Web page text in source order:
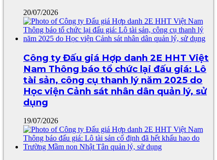
20/07/2026
Công ty Đấu giá Hợp danh 2E HHT Việt
Nam Thông báo tổ chức lại đấu giá: Lô
tài sản, công cụ thanh lý năm 2025 do
Học viện Cảnh sát nhân dân quản lý, sử
dụng
19/07/2026